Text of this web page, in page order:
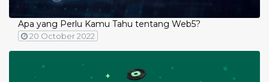
Apa yang Perlu Kamu Tahu tentang Web5?
20 October 2022